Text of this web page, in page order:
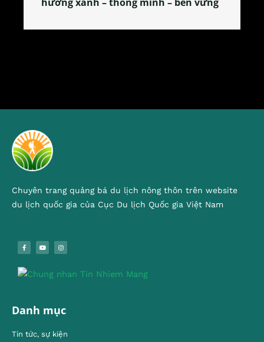
Chuyên trang quảng bá du lịch nông thôn trên website
du lịch quốc gia của Cục Du lịch Quốc gia Việt Nam
Danh mục
Tin tức, sự kiện